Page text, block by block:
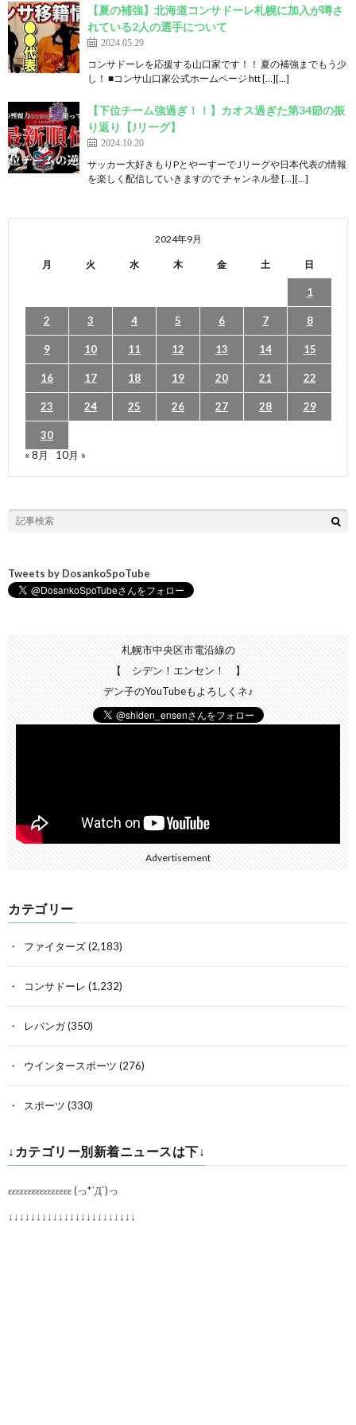
【夏の補強】北海道コンサドーレ札幌に加入が噂さ
れている2人の選手について
2024.05.29
コンサドーレを応援する山口家です！！ 夏の補強までもう少
し！ ■コンサ山口家公式ホームページ htt […][…]
【下位チーム強過ぎ！！】カオス過ぎた第34節の振
り返り【Jリーグ】
2024.10.20
サッカー大好きもりPとやーすーで Jリーグや日本代表の情報
を楽しく配信していきますので チャンネル登 […][…]
2024年9月
月 火 水 木 金 土 日
1
2 3 4 5 6 7 8
9 10 11 12 13 14 15
16 17 18 19 20 21 22
23 24 25 26 27 28 29
30
« 8月
10月 »
Tweets by DosankoSpoTube
札幌市中央区市電沿線の
【 シデン！エンセン！ 】
デン子のYouTubeもよろしくネ♪
Advertisement
カテゴリー
ファイターズ(2,183)
コンサドーレ (1,232)
レバンガ(350)
ウインタースポーツ (276)
スポーツ (330)
↓カテゴリー別新着ニュースは下↓
εεεεεεεεεεεεεεεε (っ*´Д`)っ
↓↓↓↓↓↓↓↓↓↓↓↓↓↓↓↓↓↓↓↓↓↓↓